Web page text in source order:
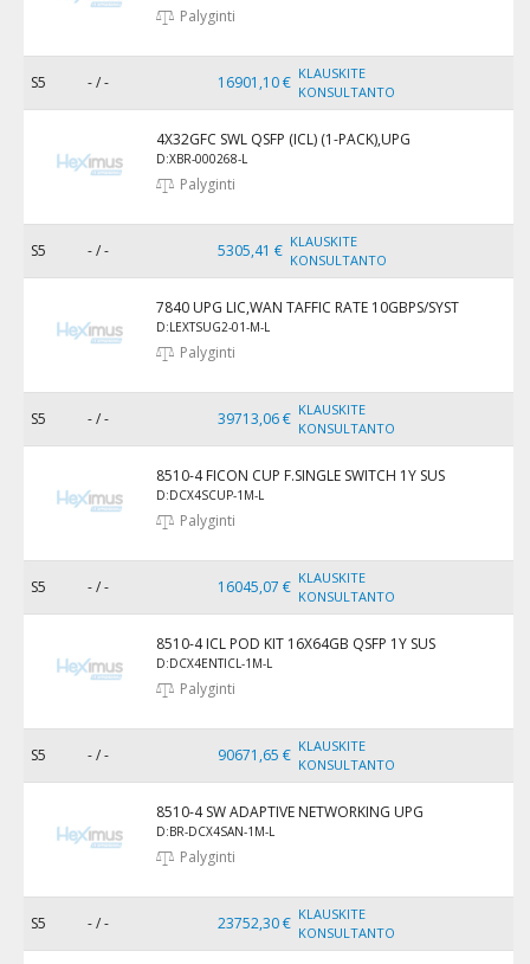
Palyginti
S5 - / - 16901,10 € KLAUSKITE
KONSULTANTO
4X32GFC SWL QSFP (ICL) (1-PACK),UPG
D:XBR-000268-L
Palyginti
S5 - / - 5305,41 € KLAUSKITE
KONSULTANTO
7840 UPG LIC,WAN TAFFIC RATE 10GBPS/SYST
D:LEXTSUG2-01-M-L
Palyginti
S5 - / - 39713,06 € KLAUSKITE
KONSULTANTO
8510-4 FICON CUP F.SINGLE SWITCH 1Y SUS
D:DCX4SCUP-1M-L
Palyginti
S5 - / - 16045,07 € KLAUSKITE
KONSULTANTO
8510-4 ICL POD KIT 16X64GB QSFP 1Y SUS
D:DCX4ENTICL-1M-L
Palyginti
S5 - / - 90671,65 € KLAUSKITE
KONSULTANTO
8510-4 SW ADAPTIVE NETWORKING UPG
D:BR-DCX4SAN-1M-L
Palyginti
S5 - / - 23752,30 € KLAUSKITE
KONSULTANTO